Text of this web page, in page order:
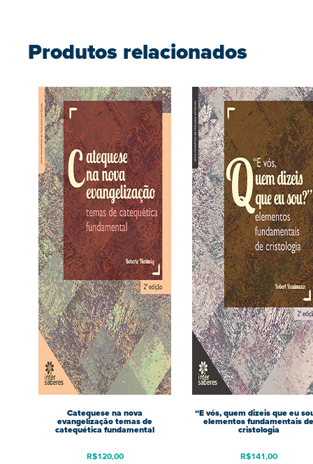
Produtos relacionados
Catequese na nova
evangelização temas de
catequética fundamental
R$120,00
“E vós, quem dizeis que eu
elementos fundamentais de
cristologia
R$141,00